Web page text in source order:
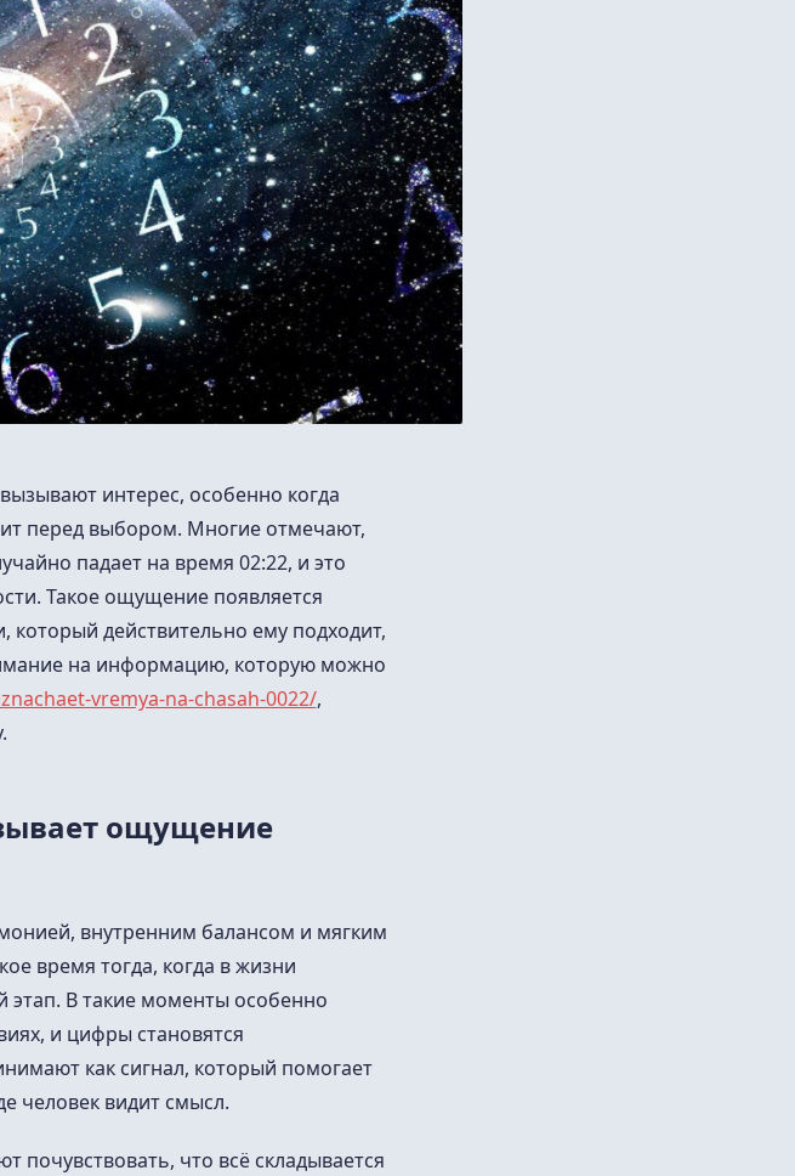
интерес, особенно когда
перед выбором. Многие отмечают,
падает на время 02:22, и это
Такое ощущение появляется
который действительно ему подходит,
на информацию, которую можно
vremya-na-chasah-0022/,
ощущение
внутренним балансом и мягким
время тогда, когда в жизни
В такие моменты особенно
и цифры становятся
как сигнал, который помогает
человек видит смысл.
почувствовать, что всё складывается